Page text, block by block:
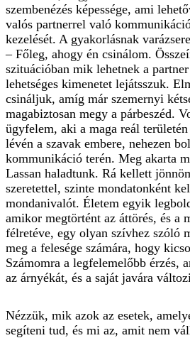
szembenézés képessége, ami
valós partnerrel való
kezelését. A gyakorlásnak
– Főleg, ahogy én csinálom.
szituációban mik lehetnek a
lehetséges kimenetet lejátsszuk.
csináljuk, amíg már szemernyi
magabiztosan megy a párbeszéd.
ügyfelem, aki a maga reál
lévén a szavak embere, nehezen
kommunikáció terén. Meg akarta
Lassan haladtunk. Rá kellett
szeretettel, szinte mondatonként
mondanivalót. Életem egyik
amikor megtörtént az áttörés, és a
félretéve, egy olyan szívhez szóló
meg a felesége számára, hogy
Számomra a legfelemelőbb érzés,
az árnyékát, és a saját javára
Nézzük, mik azok az esetek,
segíteni tud, és mi az, amit nem